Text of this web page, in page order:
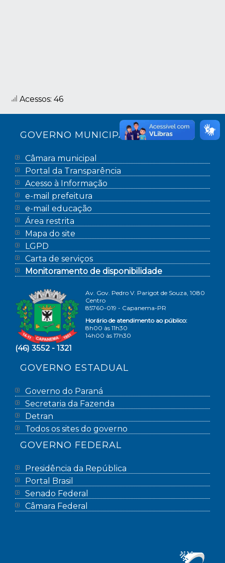
Acessos: 46
GOVERNO MUNICIPAL
Câmara municipal
Portal da Transparência
Acesso à Informação
e-mail prefeitura
e-mail educação
Área restrita
Mapa do site
LGPD
Carta de serviços
Monitoramento de disponibilidade
Av. Gov. Pedro V. Parigot de Souza, 1080
Centro
85760-019 - Capanema-PR
Horário de atendimento ao público:
8h00 às 11h30
14h00 às 17h30
(46) 3552 - 1321
GOVERNO ESTADUAL
Governo do Paraná
Secretaria da Fazenda
Detran
Todos os sites do governo
GOVERNO FEDERAL
Presidência da República
Portal Brasil
Senado Federal
Câmara Federal